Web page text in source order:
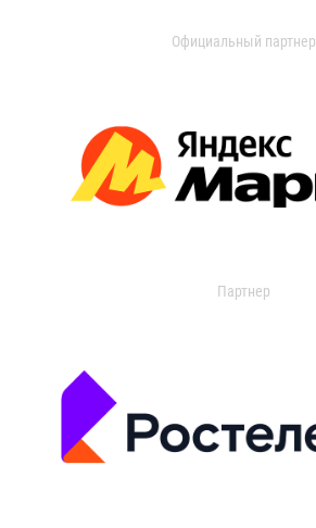
Официальный партнер
Партнер